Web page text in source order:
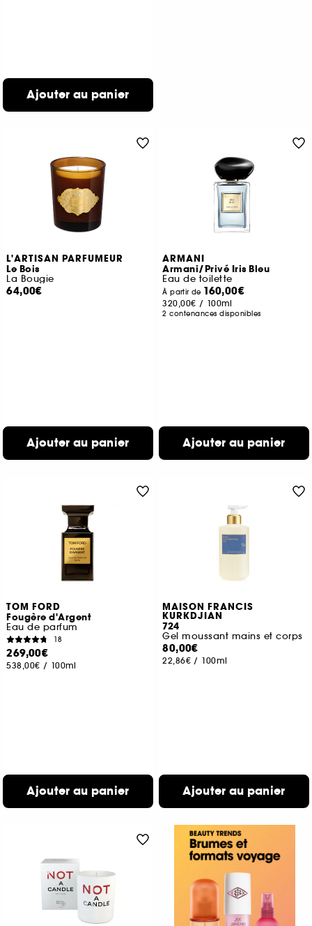
Ajouter au panier
L'ARTISAN PARFUMEUR
Le Bois
La Bougie
64,00€
Ajouter au panier
ARMANI
Armani/Privé Iris Bleu
Eau de toilette
À partir de 160,00€
320,00€ / 100ml
2 contenances disponibles
Ajouter au panier
TOM FORD
Fougère d'Argent
Eau de parfum
18
269,00€
538,00€ / 100ml
Ajouter au panier
MAISON FRANCIS
KURKDJIAN
724
Gel moussant mains et corps
80,00€
22,86€ / 100ml
Ajouter au panier